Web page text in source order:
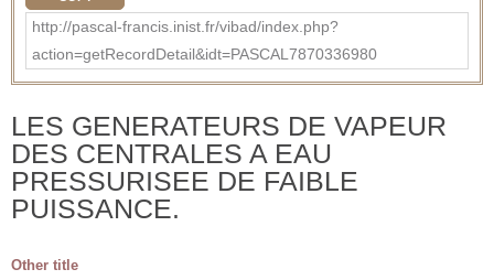
http://pascal-francis.inist.fr/vibad/index.php?
action=getRecordDetail&idt=PASCAL7870336980
LES GENERATEURS DE VAPEUR
DES CENTRALES A EAU
PRESSURISEE DE FAIBLE
PUISSANCE.
Other title